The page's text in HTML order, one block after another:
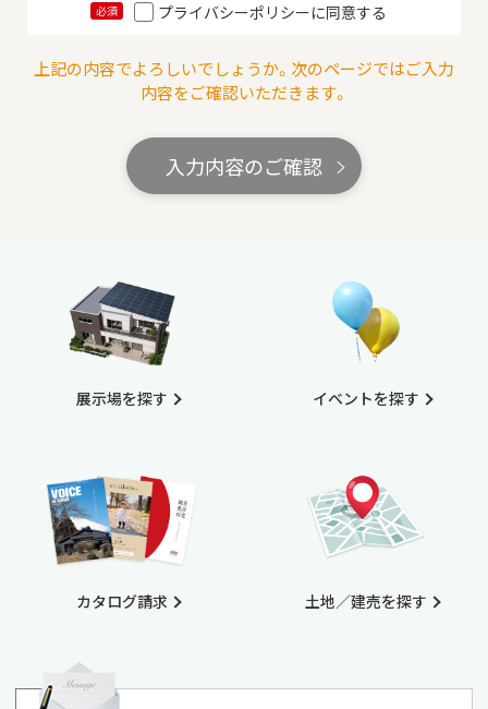
必須 プライバシーポリシーに同意する
上記の内容でよろしいでしょうか。次のページではご入力
内容をご確認いただきます。
入力内容のご確認
展示場を探す
カタログ請求
イベントを探す
土地／建売を探す